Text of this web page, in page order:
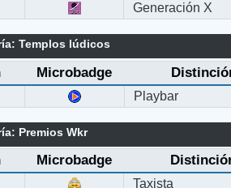
Generación X
Templos lúdicos
Microbadge
Playbar
Premios Wkr
Microbadge
Taxista